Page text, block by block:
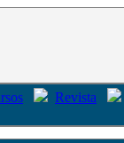
Revista